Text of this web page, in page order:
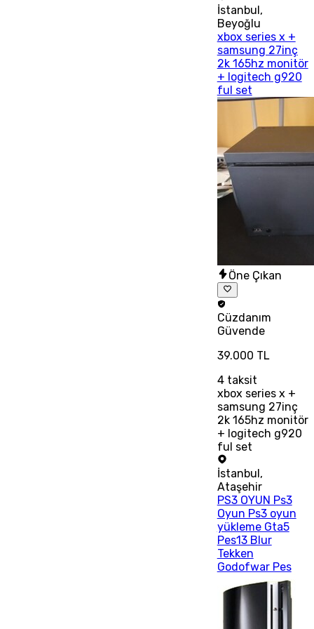
İstanbul,
Beyoğlu
xbox series x +
samsung 27inç
2k 165hz monitör
+ logitech g920
ful set
Öne Çıkan
Cüzdanım
Güvende
39.000 TL
4taksit
xbox series x +
samsung 27inç
2k 165hz monitör
+ logitech g920
ful set
İstanbul,
Ataşehir
PS3 OYUN Ps3
Oyun Ps3 oyun
yükleme Gta5
Pes13 Blur
Tekken
Godofwar Pes